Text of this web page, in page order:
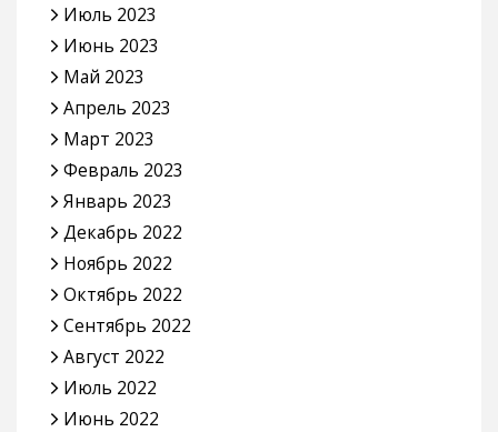
Июль 2023
Июнь 2023
Май 2023
Апрель 2023
Март 2023
Февраль 2023
Январь 2023
Декабрь 2022
Ноябрь 2022
Октябрь 2022
Сентябрь 2022
Август 2022
Июль 2022
Июнь 2022